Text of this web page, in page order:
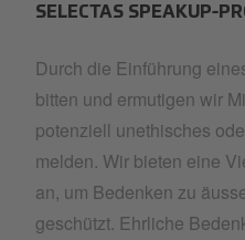
SELECTAS SPEAKUP-
Durch die Einführung
bitten und ermutigen wir
potenziell unethisches
melden. Wir bieten eine
an, um Bedenken zu
geschützt. Ehrliche